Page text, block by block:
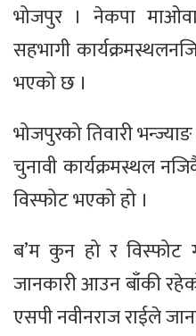
भोजपुर । नेकपा
सहभागी
भएको छ ।
भोजपुरको तिवारी
चुनावी कार्यक्रमस्थल
विस्फोट भएको हो ।
ब’म कुन हो र विस्फोट
जानकारी आउन बाँकी
एसपी नवीनराज राईले